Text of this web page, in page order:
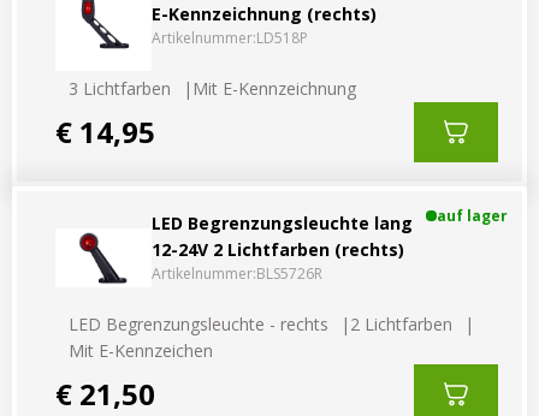
E-Kennzeichnung (rechts)
Artikelnummer:LD518P
3 Lichtfarben Mit E-Kennzeichnung
€ 14,95
LED Begrenzungsleuchte lang
12-24V 2 Lichtfarben (rechts)
Artikelnummer:BLS5726R
auf lager
LED Begrenzungsleuchte - rechts
2 Lichtfarben
Mit E-Kennzeichen
€ 21,50